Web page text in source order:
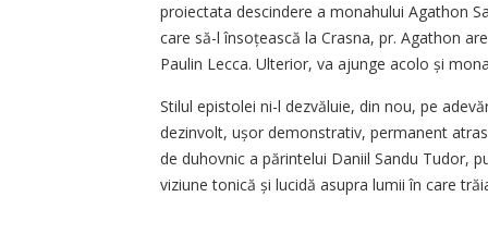
proiectata descindere a monahului Agathon
care să-l însoțească la Crasna, pr. Agathon
Paulin Lecca. Ulterior, va ajunge acolo și
Stilul epistolei ni-l dezvăluie, din nou, pe
dezinvolt, ușor demonstrativ, permanent
de duhovnic a părintelui Daniil Sandu Tudor,
viziune tonică și lucidă asupra lumii în care